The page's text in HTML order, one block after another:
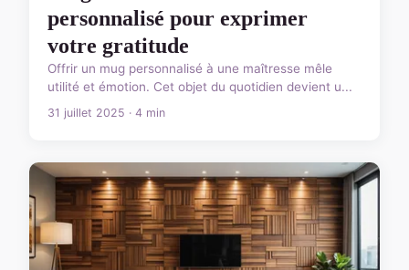
personnalisé pour exprimer
votre gratitude
Offrir un mug personnalisé à une maîtresse mêle
utilité et émotion. Cet objet du quotidien devient u...
31 juillet 2025 · 4 min